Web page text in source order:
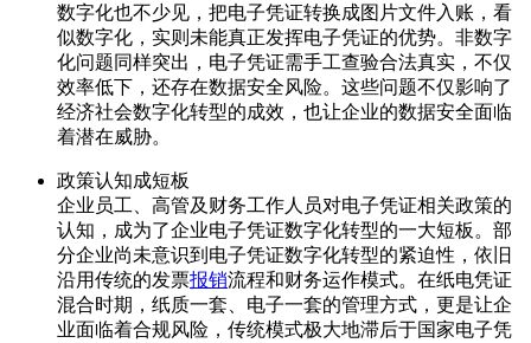
数字化也不少见，把电子凭证转换成图片文件入账，看
似数字化，实则未能真正发挥电子凭证的优势。非数字
化问题同样突出，电子凭证需手工查验合法真实，不仅
效率低下，还存在数据安全风险。这些问题不仅影响了
经济社会数字化转型的成效，也让企业的数据安全面临
着潜在威胁。
政策认知成短板
企业员工、高管及财务工作人员对电子凭证相关政策的
认知，成为了企业电子凭证数字化转型的一大短板。部
分企业尚未意识到电子凭证数字化转型的紧迫性，依旧
沿用传统的发票报销流程和财务运作模式。在纸电凭证
混合时期，纸质一套、电子一套的管理方式，更是让企
业面临着合规风险，传统模式极大地滞后于国家电子凭